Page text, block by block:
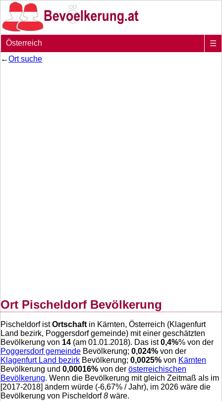
Österreich
☰
←Ort suche
Ort Pischeldorf Bevölkerung
Pischeldorf istOrtschaft in Kärnten, Österreich (Klagenfurt
Land bezirk, Poggersdorf gemeinde) mit einer geschätzten
Bevölkerung von 14 (am 01.01.2018). Das ist0,4%% von der
Poggersdorf gemeinde Bevölkerung; 0,024% von der
Klagenfurt Land bezirk Bevölkerung; 0,0025% von Kärnten
Bevölkerung und 0,00016% von der österreichischen
Bevölkerung. Wenn die Bevölkerung mit gleich Zeitmaß als im
[2017-2018] ändern würde (-6,67% / Jahr), im 2026 wäre die
Bevölkerung von Pischeldorf8 wäre.